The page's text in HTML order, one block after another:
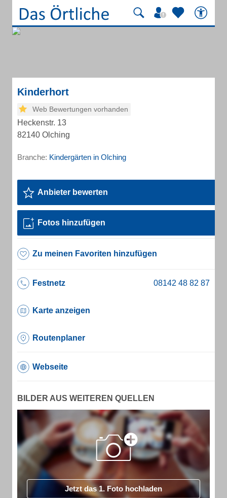
Kinderhort
Web Bewertungen vorhanden
Heckenstr. 13
82140 Olching
Branche: Kindergärten in Olching
Anbieter bewerten
Fotos hinzufügen
Zu meinen Favoriten hinzufügen
Festnetz
Karte anzeigen
Routenplaner
Webseite
BILDER AUS WEITEREN QUELLEN
Jetzt das 1. Foto hochladen